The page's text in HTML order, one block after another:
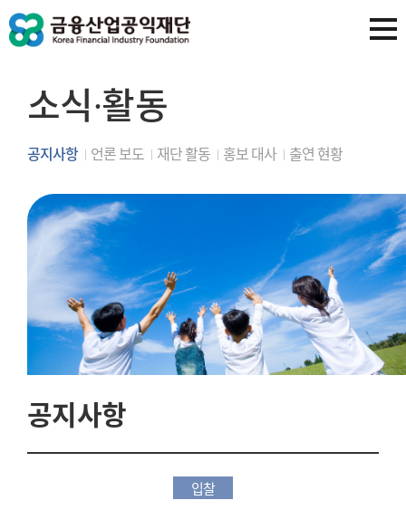
소식∙활동
공지사항 언론 보도 재단 활동 홍보 대사 출연 현황
공지사항
입찰